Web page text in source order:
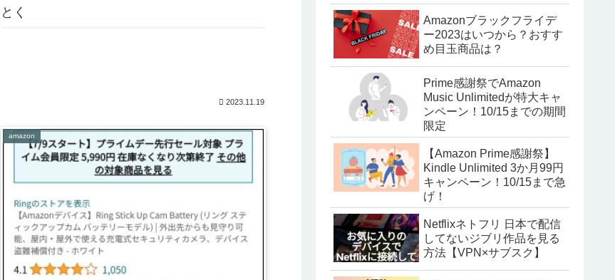
とく
2023.11.19
amazon
Amazonブラックフライデ
ー2023はいつから？おすす
め目玉商品は？
Prime感謝祭でAmazon
Music Unlimitedが特大キャ
ンペーン！10/15までの期間
限定
【Amazon Prime感謝祭】
Kindle Unlimited 3か月99円
キャンペーン！10/15まで急
げ！
Netflixネトフリ 日本で配信
してないジブリ作品を見る
方法【VPN×サブスク】